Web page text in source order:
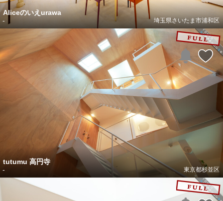
Aliceのいえurawa
埼玉県さいたま市浦和区
-
tutumu 高円寺
東京都杉並区
-